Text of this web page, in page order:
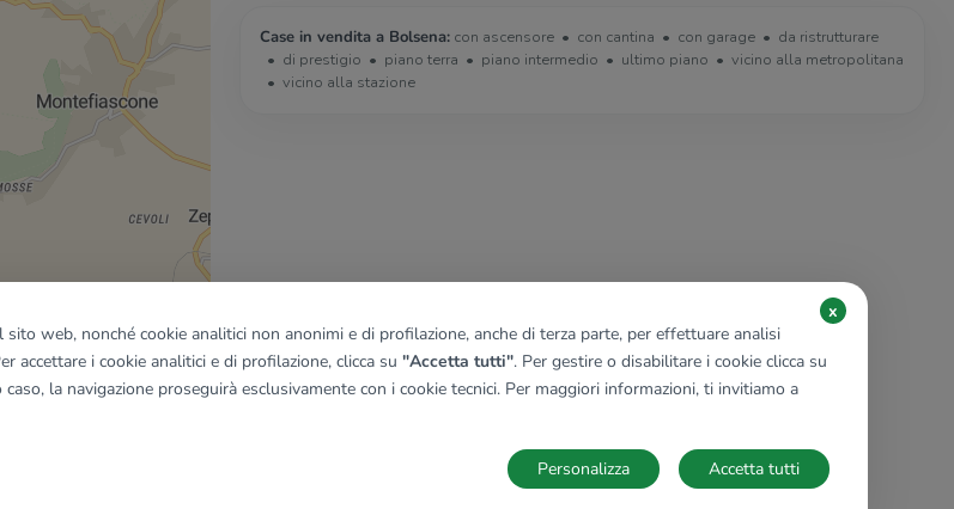
Case in vendita a Bolsena: con ascensore con cantina con garage
da ristrutturare
di prestigio
piano terra piano intermedio ultimo piano
vicino alla metropolitana
vicino alla stazione
web, nonché cookie analitici non anonimi e di profilazione, anche di terza parte, per effettuare analisi
accettare i cookie analitici e di profilazione, clicca su "Accetta tutti". Per gestire o disabilitare i cookie clicca su
caso, la navigazione proseguirà esclusivamente con i cookie tecnici. Per maggiori informazioni, ti invitiamo a
x
Accetta tutti
Personalizza